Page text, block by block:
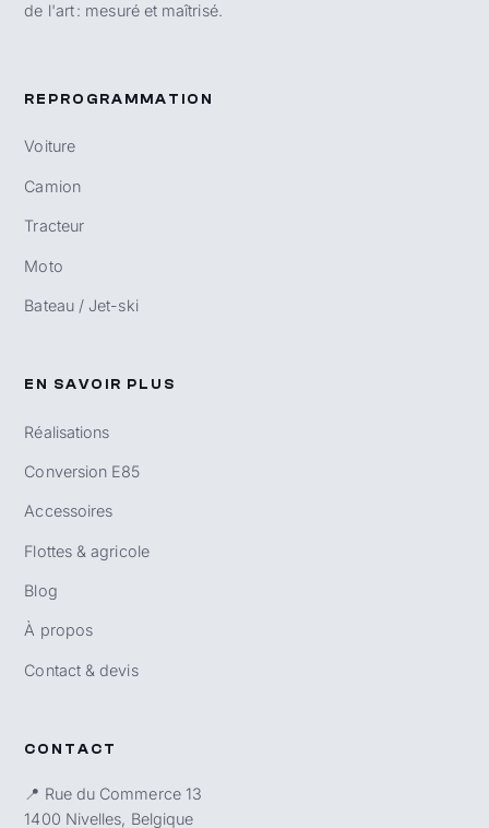
de l'art : mesuré et maîtrisé.
REPROGRAMMATION
Voiture
Camion
Tracteur
Moto
Bateau / Jet-ski
EN SAVOIR PLUS
Réalisations
Conversion E85
Accessoires
Flottes & agricole
Blog
À propos
Contact & devis
CONTACT
📍 Rue du Commerce 13
1400 Nivelles, Belgique